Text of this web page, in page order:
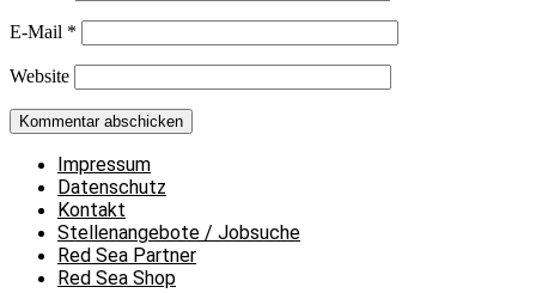
E-Mail *
Website
Impressum
Datenschutz
Kontakt
Stellenangebote / Jobsuche
Red Sea Partner
Red Sea Shop